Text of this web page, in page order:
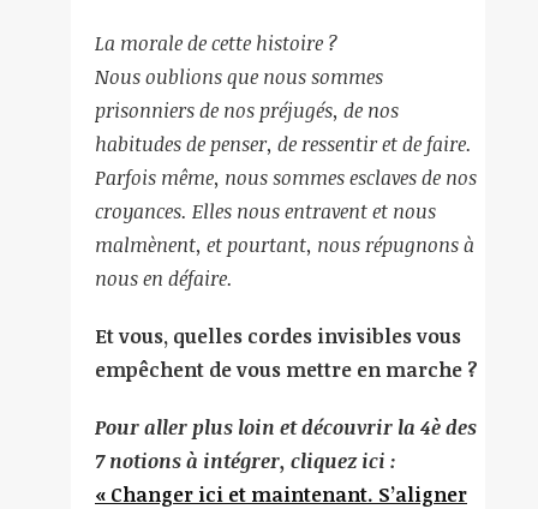
La morale de cette histoire ?
Nous oublions que nous sommes
prisonniers de nos préjugés, de nos
habitudes de penser, de ressentir et de faire.
Parfois même, nous sommes esclaves de nos
croyances. Elles nous entravent et nous
malmènent, et pourtant, nous répugnons à
nous en défaire.
Et vous, quelles cordes invisibles vous
empêchent de vous mettre en marche ?
Pour aller plus loin et découvrir la 4è des
7 notions à intégrer, cliquez ici :
« Changer ici et maintenant. S’aligner